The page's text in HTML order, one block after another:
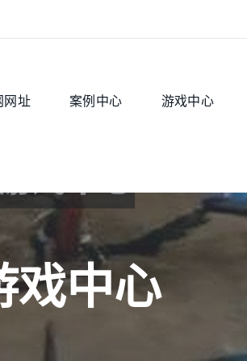
网址 案例中心
游戏中心
戏中心